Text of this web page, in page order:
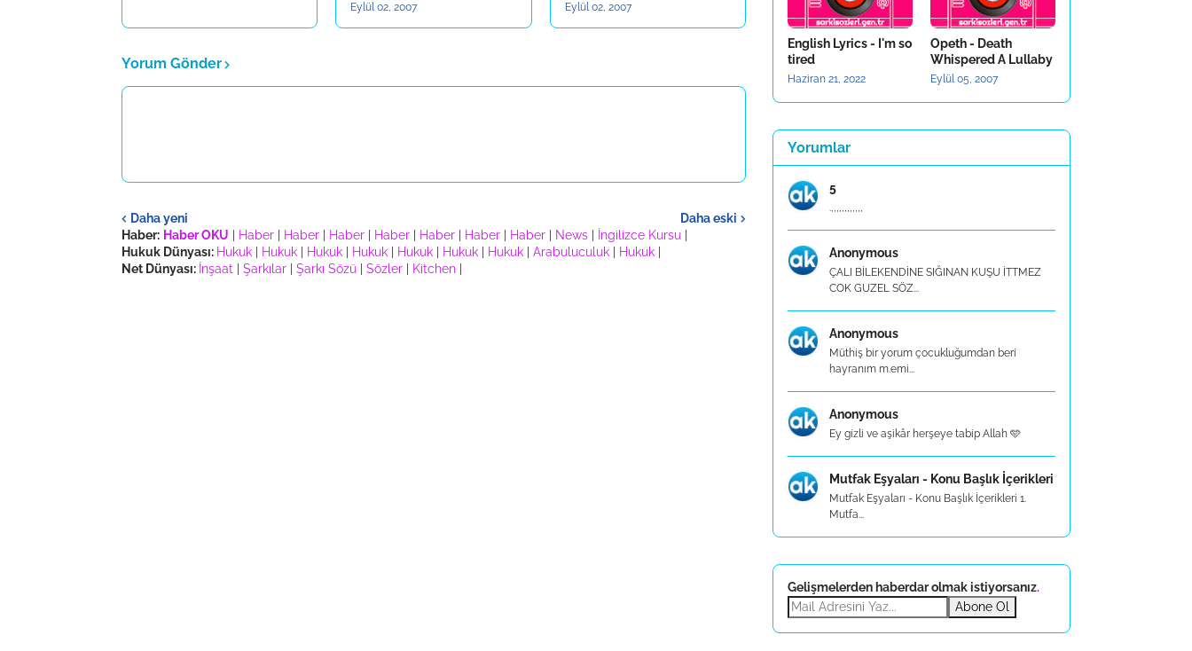
Eylül 02, 2007 Eylül 02, 2007
Yorum Gönder
Daha yeni
Daha eski
Haber: Haber OKU Haber Haber Haber Haber Haber Haber Haber News İngilizce Kursu
Hukuk Dünyası: Hukuk Hukuk Hukuk Hukuk Hukuk Hukuk Hukuk Arabuluculuk Hukuk
Net Dünyası: İnşaat Şarkılar Şarkı Sözü Sözler Kitchen
English Lyrics - I'm so
tired
Haziran 21, 2022
Opeth - Death
Whispered A Lullaby
Eylül 05, 2007
Yorumlar
5
.,,,,,,,,,,,,
Anonymous
ÇALI BİLEKENDİNE SIĞINAN KUŞU İTTMEZ
COK GUZEL SÖZ...
Anonymous
Müthiş bir yorum çocukluğumdan beri
hayranım m.emi...
Anonymous
Ey gizli ve aşikâr herşeye tabip Allah 🩵
Mutfak Eşyaları - Konu Başlık İçerikleri
Mutfak Eşyaları - Konu Başlık İçerikleri 1.
Mutfa...
Gelişmelerden haberdar olmak istiyorsanız.
Abone Ol